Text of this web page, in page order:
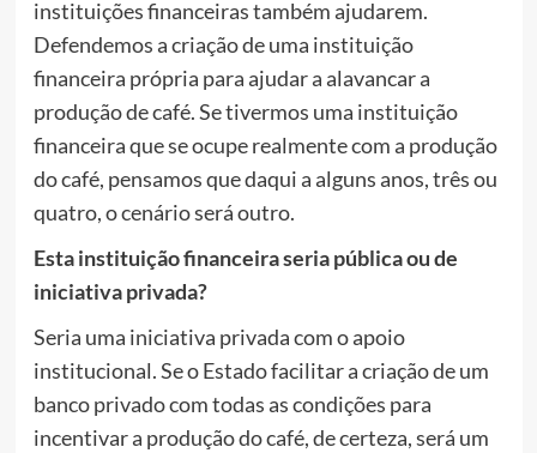
instituições financeiras também ajudarem.
Defendemos a criação de uma instituição
financeira própria para ajudar a alavancar a
produção de café. Se tivermos uma instituição
financeira que se ocupe realmente com a produção
do café, pensamos que daqui a alguns anos, três ou
quatro, o cenário será outro.
Esta instituição financeira seria pública ou de
iniciativa privada?
Seria uma iniciativa privada com o apoio
institucional. Se o Estado facilitar a criação de um
banco privado com todas as condições para
incentivar a produção do café, de certeza, será um